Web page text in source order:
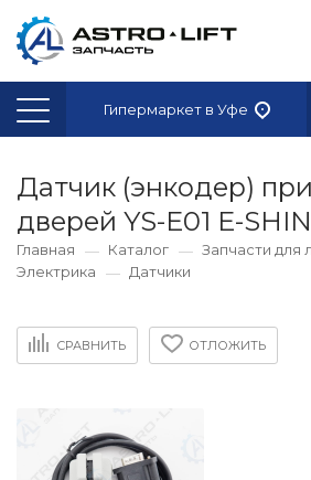
Гипермаркетв Уфе
Датчик (энкодер)
дверей YS-E01 E-
Главная Каталог
Запчасти для
Электрика
Датчики
СРАВНИТЬ ОТЛОЖИТЬ